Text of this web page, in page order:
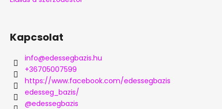
Kapcsolat
info@edessegbazis.hu
+36705007599
https://www.facebook.com/edessegbazis
edesseg_bazis/
@edessegbazis